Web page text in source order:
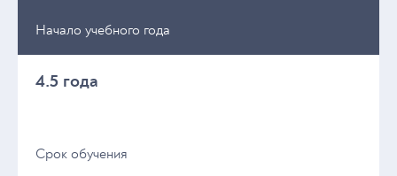
4.5 года
Срок обучения
Начало учебного года